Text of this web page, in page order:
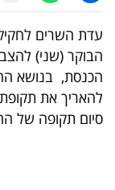
טלוויזיה
עסקי
ספורט
קריירה
עדת השרים
הבוקר (שני)
הכנסת, בנושא
סיום תקופה של